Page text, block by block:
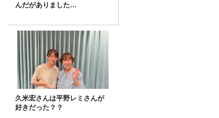
んだがありました…
久米宏さんは平野レミさんが
好きだった？？